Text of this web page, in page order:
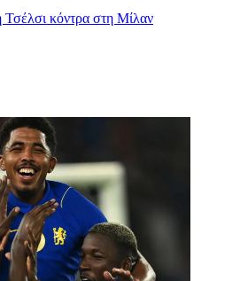
Τσέλσι κόντρα στη Μίλαν